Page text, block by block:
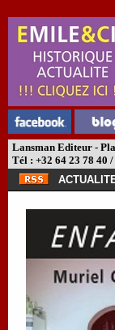
Lansman Editeur -
Tél : +32 64 23 78 40